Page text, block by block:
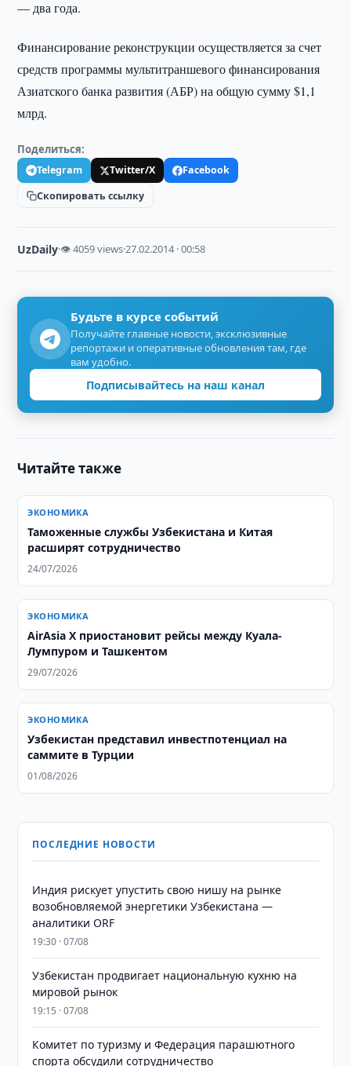
— два года.
Финансирование реконструкции осуществляется за счет
средств программы мультитраншевого финансирования
Азиатского банка развития (АБР) на общую сумму $1,1
млрд.
Поделиться:
Telegram Twitter/X
Facebook
Скопировать ссылку
UzDaily·👁 4059 views·27.02.2014 · 00:58
Будьте в курсе событий
Получайте главные новости, эксклюзивные
репортажи и оперативные обновления там, где
вам удобно.
Подписывайтесь на наш канал
Читайте также
ЭКОНОМИКА
Таможенные службы Узбекистана и Китая
расширят сотрудничество
24/07/2026
ЭКОНОМИКА
AirAsia X приостановит рейсы между Куала-
Лумпуром и Ташкентом
29/07/2026
ЭКОНОМИКА
Узбекистан представил инвестпотенциал на
саммите в Турции
01/08/2026
ПОСЛЕДНИЕ НОВОСТИ
Индия рискует упустить свою нишу на рынке
возобновляемой энергетики Узбекистана —
аналитики ORF
19:30 · 07/08
Узбекистан продвигает национальную кухню на
мировой рынок
19:15 · 07/08
Комитет по туризму и Федерация парашютного
спорта обсудили сотрудничество